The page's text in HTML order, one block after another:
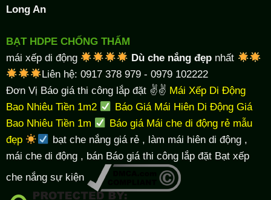
Long An
BẠT HDPE CHỐNG THẤM
mái xếp di động Dù che nắng đẹp nhất
Liên hệ: 0917 378 979 - 0979 102222
Đơn Vị Báo giá thi công lắp đặt ✌✌ Mái Xếp Di Động
Bao Nhiêu Tiền 1m2
Báo Giá Mái Hiên Di Động Giá
Bao Nhiêu Tiền 1m
Báo giá Mái che di động rẻ mẫu
đẹp
bạt che nắng giá rẻ, làm mái hiên di động,
mái che di động , bán Báo giá thi công lắp đặt Bạt xếp
che nắng sự kiện